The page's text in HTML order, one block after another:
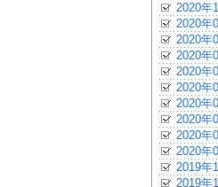
2020年
2020年
2020年
2020年
2020年
2020年
2020年
2020年
2020年
2020年
2019年
2019年